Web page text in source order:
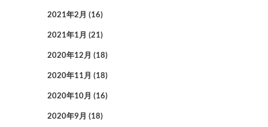
2021年2月 (16)
2021年1月 (21)
2020年12月 (18)
2020年11月 (18)
2020年10月 (16)
2020年9月 (18)